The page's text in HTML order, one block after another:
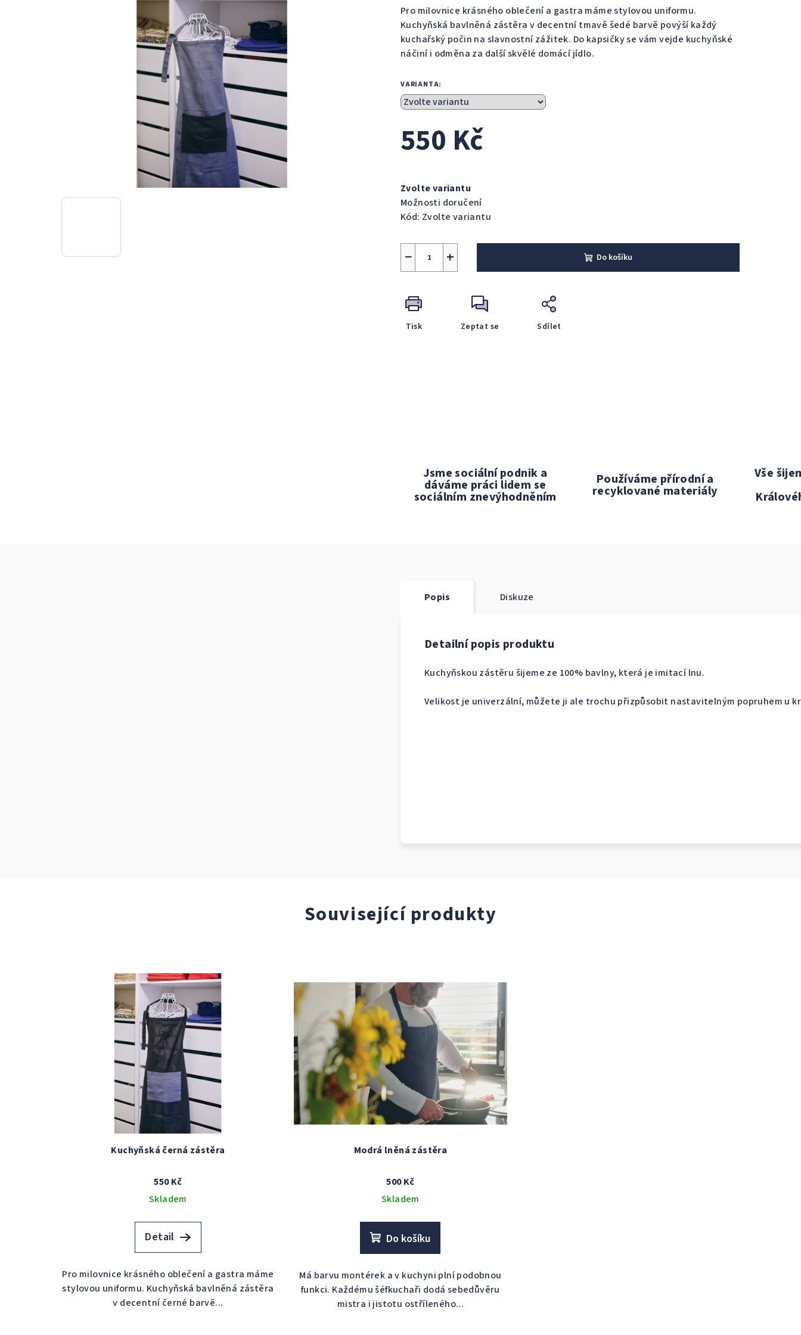
Pro milovnice krásného oblečení a gastra máme stylovou uniformu.
Kuchyňská bavlněná zástěra v decentní tmavě šedé barvě povýší každý
kuchařský počin na slavnostní zážitek. Do kapsičky se vám vejde kuchyňské
náčiní i odměna za další skvělé domácí jídlo.
VARIANTA:
550 Kč
cena:
Zvolte variantu
Možnosti doručení
Kód: Zvolte variantu
+
− Do košíku
Tisk Zeptat se Sdílet
Jsme sociální podnik a
dáváme práci lidem se
sociálním znevýhodněním
Používáme přírodní a
recyklované materiály
Vše
Popis Diskuze
Detailní popis produktu
Kuchyňskou zástěru šijeme ze 100% bavlny, která je imitací lnu.
Velikost je univerzální, můžete ji ale trochu přizpůsobit nastavitelným popruhem u
Související produkty
Kuchyňská černá zástěra
550 Kč
Skladem
Detail
Pro milovnice krásného oblečení a gastra máme
stylovou uniformu. Kuchyňská bavlněná zástěra
v decentní černé barvě...
Modrá lněná zástěra
500 Kč
Skladem
Do košíku
Má barvu montérek a v kuchyni plní podobnou
funkci. Každému šéfkuchaři dodá sebedůvěru
mistra i jistotu ostříleného...